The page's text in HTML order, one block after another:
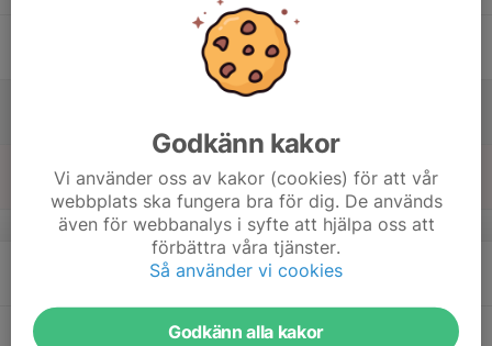
Vintercykling distans
v.51
Cirkelstyrka gruppträning
20 Cykling Friskis Spinningssal
Godkänn kakor
Vi använder oss av kakor (cookies) för att vår
webbplats ska fungera bra för dig. De används
även för webbanalys i syfte att hjälpa oss att
förbättra våra tjänster.
Så använder vi cookies
Godkänn alla kakor